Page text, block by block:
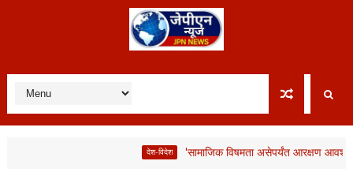
'सामाजिक विषमता असेपर्यंत आरक्षण आवश्यक';